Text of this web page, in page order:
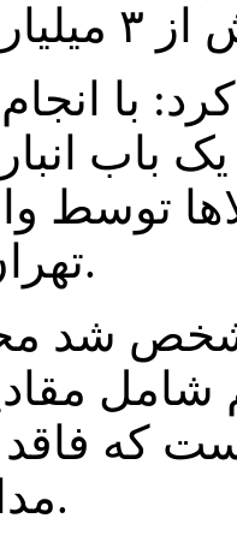
با
انبار
توسط
تهران منتقل می‌شد.
شد محل
شامل
که فاقد
مدارگ گمرکی بود.